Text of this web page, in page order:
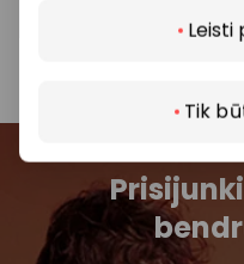
Leisti
Tik
VISION EXPRESS